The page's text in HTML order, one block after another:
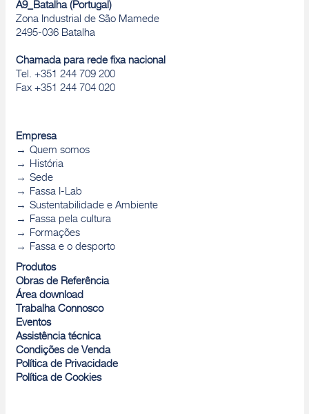
A9_Batalha (Portugal)
Zona Industrial de São Mamede
2495-036 Batalha
Chamada para rede fixa nacional
Tel. +351 244 709 200
Fax +351 244 704 020
Empresa
Quem somos
História
Sede
Fassa I-Lab
Sustentabilidade e Ambiente
Fassa pela cultura
Formações
Fassa e o desporto
Produtos
Obras de Referência
Área download
Trabalha Connosco
Eventos
Assistência técnica
Condições de Venda
Política de Privacidade
Política de Cookies